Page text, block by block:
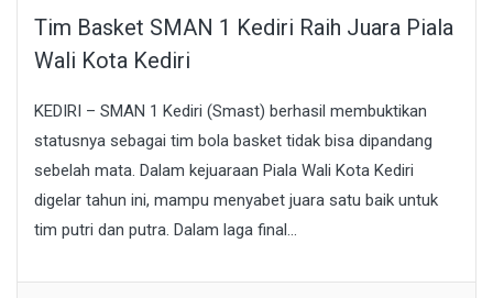
Tim Basket SMAN 1 Kediri Raih Juara Piala
Wali Kota Kediri
KEDIRI – SMAN 1 Kediri (Smast) berhasil membuktikan
statusnya sebagai tim bola basket tidak bisa dipandang
sebelah mata. Dalam kejuaraan Piala Wali Kota Kediri
digelar tahun ini, mampu menyabet juara satu baik untuk
tim putri dan putra. Dalam laga final...